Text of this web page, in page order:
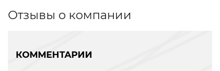
Отзывы о компании
КОММЕНТАРИИ